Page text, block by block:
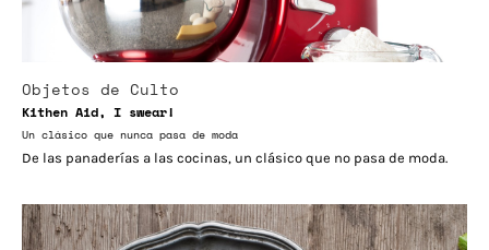
Objetos de Culto
Kithen Aid, I swear!
Un clásico que nunca pasa de moda
De las panaderías a las cocinas, un clásico que no pasa de moda.